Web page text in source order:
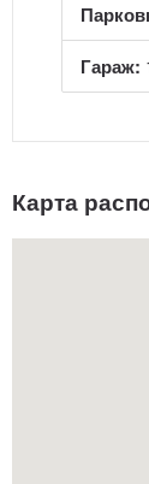
Гараж:
Карта